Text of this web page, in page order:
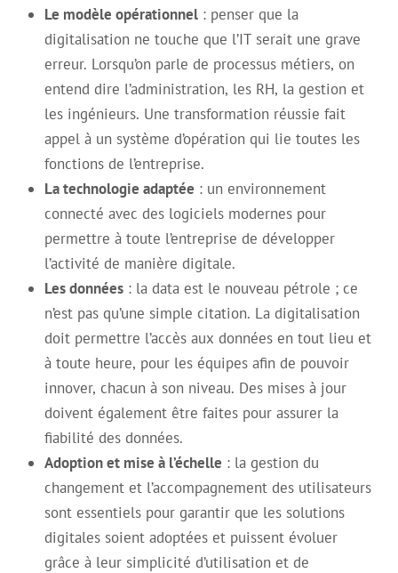
Le modèle opérationnel : penser que la
digitalisation ne touche que l’IT serait une grave
erreur. Lorsqu’on parle de processus métiers, on
entend dire l’administration, les RH, la gestion et
les ingénieurs. Une transformation réussie fait
appel à un système d’opération qui lie toutes les
fonctions de l’entreprise.
La technologie adaptée : un environnement
connecté avec des logiciels modernes pour
permettre à toute l’entreprise de développer
l’activité de manière digitale.
Les données : la data est le nouveau pétrole ; ce
n’est pas qu’une simple citation. La digitalisation
doit permettre l’accès aux données en tout lieu et
à toute heure, pour les équipes afin de pouvoir
innover, chacun à son niveau. Des mises à jour
doivent également être faites pour assurer la
fiabilité des données.
Adoption et mise à l’échelle : la gestion du
changement et l’accompagnement des utilisateurs
sont essentiels pour garantir que les solutions
digitales soient adoptées et puissent évoluer
grâce à leur simplicité d’utilisation et de